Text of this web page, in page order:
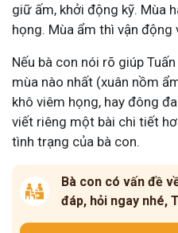
giữ ấm, khởi động kỹ. Mùa
họng. Mùa ẩm thì vận động
Nếu bà con nói rõ giúp
mùa nào nhất (xuân nồm
khô viêm họng, hay đông
viết riêng một bài chi tiết
tình trạng của bà con.
Bà con có vấn đề
đáp, hỏi ngay nhé,